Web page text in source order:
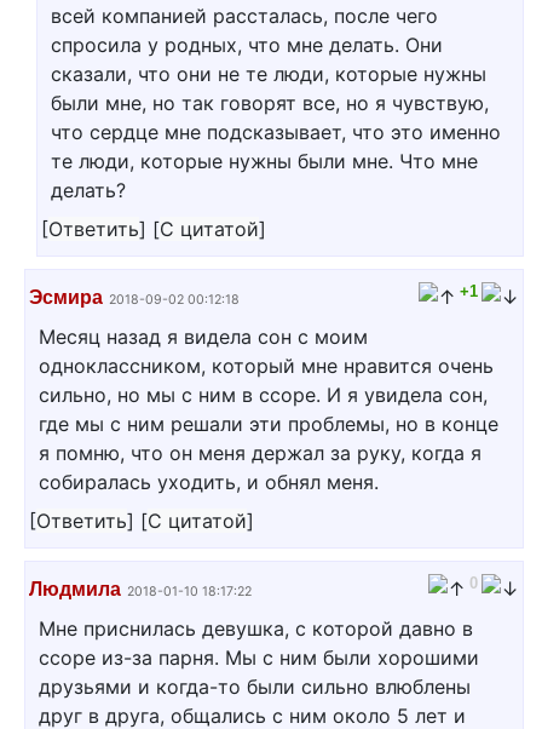
всей компанией рассталась, после чего
спросила у родных, что мне делать. Они
сказали, что они не те люди, которые нужны
были мне, но так говорят все, но я чувствую,
что сердце мне подсказывает, что это именно
те люди, которые нужны были мне. Что мне
делать?
[Ответить] [С цитатой]
Эсмира 2018-09-02 00:12:18 +1
Месяц назад я видела сон с моим
одноклассником, который мне нравится очень
сильно, но мы с ним в ссоре. И я увидела сон,
где мы с ним решали эти проблемы, но в конце
я помню, что он меня держал за руку, когда я
собиралась уходить, и обнял меня.
[Ответить] [С цитатой]
Людмила 2018-01-10 18:17:22 0
Мне приснилась девушка, с которой давно в
ссоре из-за парня. Мы с ним были хорошими
друзьями и когда-то были сильно влюблены
друг в друга, общались с ним около 5 лет и